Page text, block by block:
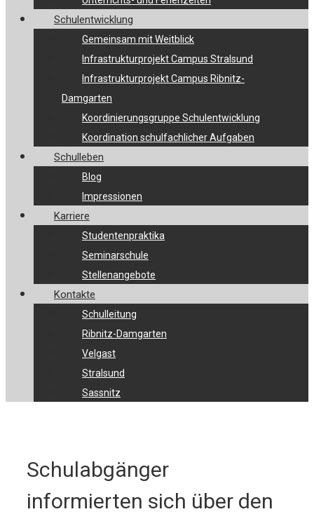
Schulentwicklung
Gemeinsam mit Weitblick
Infrastrukturprojekt Campus Stralsund
Infrastrukturprojekt Campus Ribnitz-
Damgarten
Koordinierungsgruppe Schulentwicklung
Koordination schulfachlicher Aufgaben
Schulleben
Blog
Impressionen
Karriere
Studentenpraktika
Seminarschule
Stellenangebote
Kontakte
Schulleitung
Ribnitz-Damgarten
Velgast
Stralsund
Sassnitz
Schulabgänger
informierten sich über den